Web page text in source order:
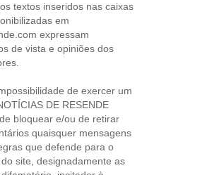
textos inseridos nas caixas
em
expressam
de vista e opiniões dos
de exercer um
DE RESENDE
bloquear e/ou de retirar
quaisquer mensagens
que defende para o
site, designadamente as